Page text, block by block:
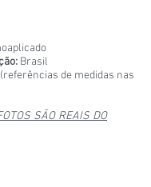
Brasil
de medidas nas
SÃO REAIS DO